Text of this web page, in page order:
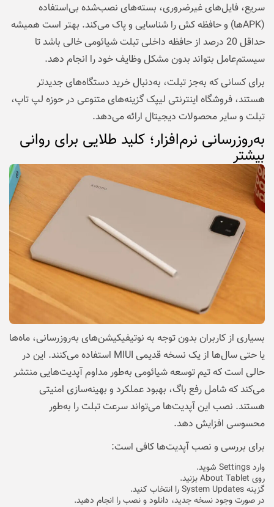
سریع، فایل‌های غیرضروری، بسته‌های نصب‌شده بی‌استفاده
(APKها) و حافظه کش را شناسایی و پاک می‌کند. بهتر است همیشه
حداقل 20 درصد از حافظه داخلی تبلت شیائومی خالی باشد تا
سیستم‌عامل بتواند بدون مشکل وظایف خود را انجام دهد.
برای کسانی که به‌جز تبلت، به‌دنبال خرید دستگاه‌های جدیدتر
هستند، فروشگاه اینترنتی لیپکگزینه‌های متنوعی در حوزه لپ‌ تاپ،
تبلت و سایر محصولات دیجیتال ارائه می‌دهد.
به‌روزرسانی نرم‌افزار؛ کلید طلایی برای روانی
بیشتر
بسیاری از کاربران بدون توجه به نوتیفیکیشن‌های به‌روزرسانی، ماه‌ها
یا حتی سال‌ها از یک نسخه قدیمی MIUI استفاده می‌کنند. این در
حالی است که تیم توسعه شیائومی به‌طور مداوم آپدیت‌هایی منتشر
می‌کند که شامل رفع باگ، بهبود عملکرد و بهینه‌سازی امنیتی
هستند. نصب این آپدیت‌ها می‌تواند سرعت تبلت را به‌طور
محسوسی افزایش دهد.
برای بررسی و نصب آپدیت‌ها کافی است:
وارد Settings شوید.
روی About Tablet بزنید.
گزینه System Updates را انتخاب کنید.
در صورت وجود نسخه جدید، دانلود و نصب را انجام دهید.